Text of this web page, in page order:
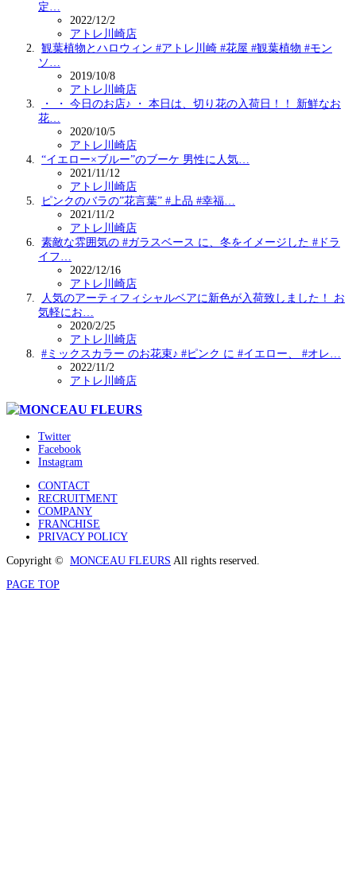
定…
2022/12/2
アトレ川崎店
観葉植物とハロウィン #アトレ川崎 #花屋 #観葉植物 #モン
ソ…
2019/10/8
アトレ川崎店
・ ・ 今日のお店♪ ・ 本日は、切り花の入荷日！！ 新鮮なお
花…
2020/10/5
アトレ川崎店
“イエロー×ブルー”のブーケ 男性に人気…
2021/11/12
アトレ川崎店
ピンクのバラの”花言葉” #上品 #幸福…
2021/11/2
アトレ川崎店
素敵な雰囲気の #ガラスベース に、冬をイメージした #ドラ
イフ…
2022/12/16
アトレ川崎店
人気のアーティフィシャルベアに新色が入荷致しました！ お
気軽にお…
2020/2/25
アトレ川崎店
#ミックスカラー のお花束♪ #ピンク に #イエロー、 #オレ…
2022/11/2
アトレ川崎店
Twitter
Facebook
Instagram
CONTACT
RECRUITMENT
COMPANY
FRANCHISE
PRIVACY POLICY
Copyright © MONCEAU FLEURS All rights reserved.
PAGE TOP